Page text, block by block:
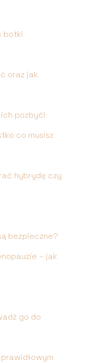
botki
oraz jak
pozbyć!
co musisz
hybrydę czy
bezpieczne?
– jak
go do